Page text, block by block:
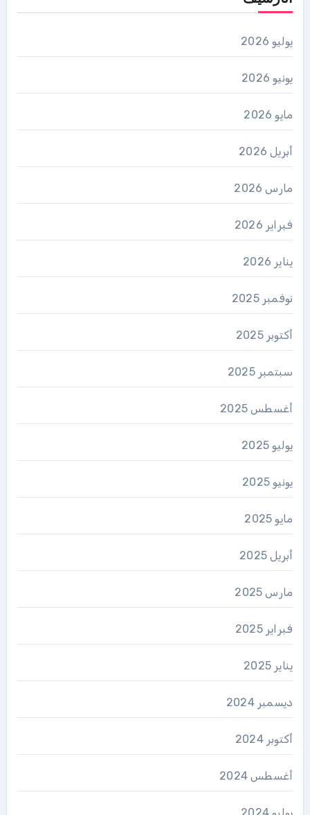
يوليو 2026
يونيو 2026
مايو 2026
أبريل 2026
مارس 2026
فبراير 2026
يناير 2026
نوفمبر 2025
أكتوبر 2025
سبتمبر 2025
أغسطس 2025
يوليو 2025
يونيو 2025
مايو 2025
أبريل 2025
مارس 2025
فبراير 2025
يناير 2025
ديسمبر 2024
أكتوبر 2024
أغسطس 2024